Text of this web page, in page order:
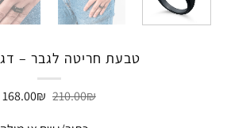
טבעת חריטה לגבר –
210.00₪ המחיר
168.00₪